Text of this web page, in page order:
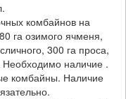
комбайнов на
га озимого ячменя,
300 га проса,
Необходимо наличие .
комбайны. Наличие